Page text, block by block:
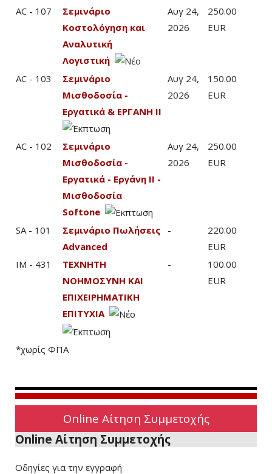
AC - 107
Σεμινάριο
Κοστολόγηση και
Αναλυτική
Λογιστική
Αυγ 24,
2026
250.00
EUR
AC - 103
Σεμινάριο
Μισθοδοσία -
Εργατικά & ΕΡΓΑΝΗ ΙΙ
Αυγ 24,
2026
150.00
EUR
AC - 102
Σεμινάριο
Μισθοδοσία -
Εργατικά - Εργάνη ΙΙ -
Μισθοδοσία
Softone
Αυγ 24,
2026
250.00
EUR
SA - 101
Σεμινάριο Πωλήσεις
Advanced
-
220.00
EUR
IM - 431
ΤΕΧΝΗΤΗ
ΝΟΗΜΟΣΥΝΗ ΚΑΙ
ΕΠΙΧΕΙΡΗΜΑΤΙΚΗ
ΕΠΙΤΥΧΙΑ
-
100.00
EUR
*χωρίς ΦΠΑ
Online Αίτηση Συμμετοχής
Online Αίτηση Συμμετοχής
Οδηγίες για την εγγραφή